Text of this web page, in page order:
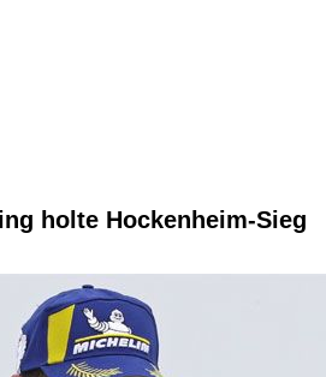
holte Hockenheim-Sieg